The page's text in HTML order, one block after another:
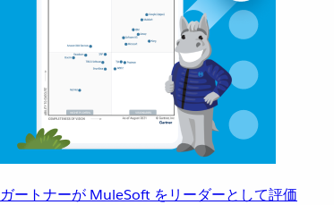
ガートナーが MuleSoft をリーダーとして評価